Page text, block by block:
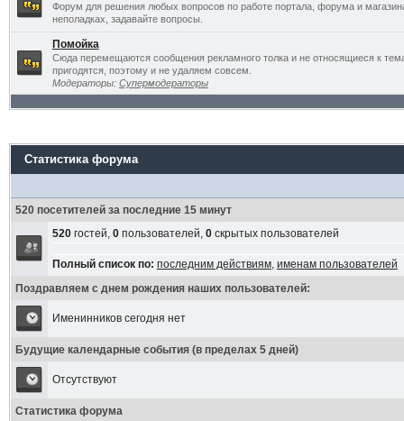
Форум для решения любых вопросов по работе портала, форума и
неполадках, задавайте вопросы.
Помойка
Сюда перемещаются сообщения рекламного толка и не относящиеся к
пригодятся, поэтому и не удаляем совсем.
Модераторы: Супермодераторы
Статистика форума
520 посетителей за последние 15 минут
520гостей, 0пользователей, 0скрытых пользователей
Полный список по: последним действиям, именам пользователей
Поздравляем с днем рождения наших пользователей:
Именинников сегодня нет
Будущие календарные события (в пределах 5 дней)
Отсутствуют
Статистика форума